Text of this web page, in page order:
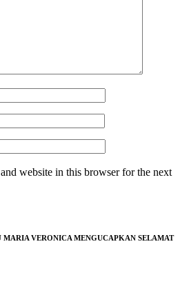
website in this browser for the next
MARIA VERONICA MENGUCAPKAN SELAMAT